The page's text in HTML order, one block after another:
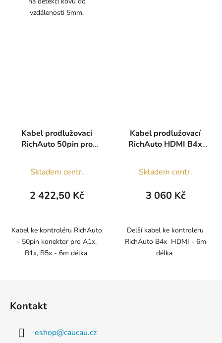
vzdálenosti 5mm.
Kabel prodlužovací
RichAuto 50pin pro
Skladem centr.
2 422,50 Kč
Kabel ke kontroléru RichAuto
- 50pin konektor pro A1x,
B1x, B5x - 6m délka
Kabel prodlužovací
RichAuto HDMI B4x
hodnocení
produktu
z
5
hvězdiček.
Skladem centr.
3 060 Kč
Delší kabel ke kontroleru
RichAuto B4x HDMI - 6m
délka
Kontakt
eshop@caucau.cz